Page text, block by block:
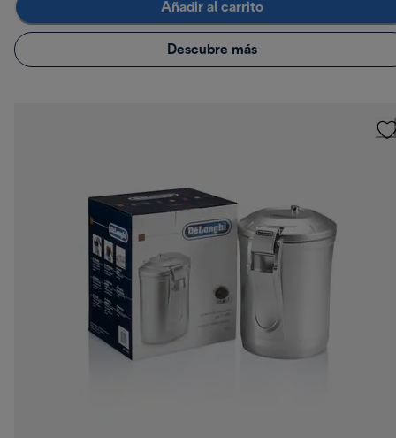
Añadir al carrito
Descubre más